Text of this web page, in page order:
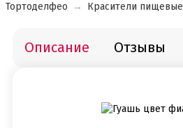
Тортоделфео → Красители пищевые
Описание Отзывы